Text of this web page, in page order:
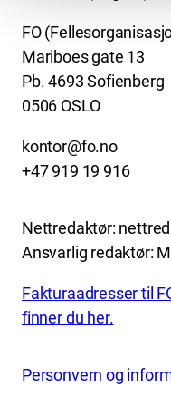
FO
Mariboes gate 13
Pb. 4693 Sofienberg
0506 OSLO
kontor@fo.no
+47 919 19 916
Nettredaktør:
Ansvarlig redaktør:
Fakturaadresser til
finner du her.
Personvern og